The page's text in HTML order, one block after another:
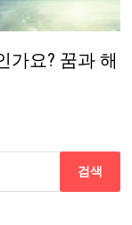
가요? 꿈과 해